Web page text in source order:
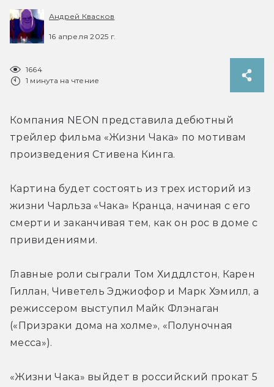
Андрей Квасков
16 апреля 2025 г.
1664
1 минута на чтение
Компания NEON представила дебютный
трейлер фильма «Жизни Чака» по мотивам
произведения Стивена Кинга.
Картина будет состоять из трех историй из
жизни Чарльза «Чака» Кранца, начиная с его
смерти и заканчивая тем, как он рос в доме с
привидениями.
Главные роли сыграли Том Хиддлстон, Карен
Гиллан, Чиветель Эджиофор и Марк Хэмилл, а
режиссером выступил Майк Флэнаган
(«Призраки дома на холме», «Полуночная
месса»).
«Жизни Чака» выйдет в российский прокат 5